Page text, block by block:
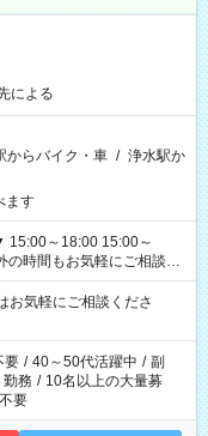
による
からバイク・車 / 浄水駅か
ます
気軽にご相談くださ
要 / 40～50代活躍中 / 副
勤務 / 10名以上の大量募
要